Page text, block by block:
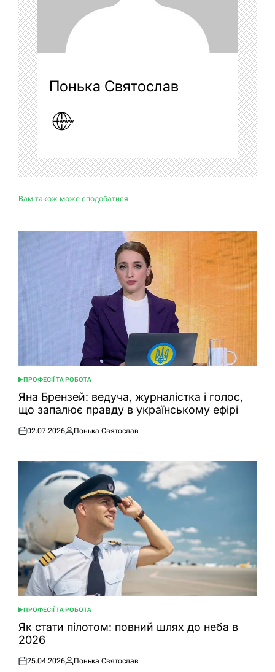
Понька Святослав
Вам також може сподобатися
ОПУБЛІКУВАТИ
У
ПРОФЕСІЇ ТА РОБОТА
Яна Брензей: ведуча, журналістка і голос,
що запалює правду в українському ефірі
Оприлюднено
02.07.2026
Опубліковано
Понька Святослав
ОПУБЛІКУВАТИ
У
ПРОФЕСІЇ ТА РОБОТА
Як стати пілотом: повний шлях до неба в
2026
Оприлюднено
25.04.2026
Опубліковано
Понька Святослав